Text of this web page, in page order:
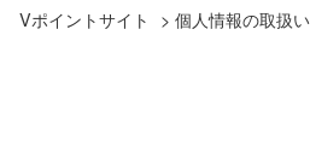
Vポイントサイト > 個人情報の取扱